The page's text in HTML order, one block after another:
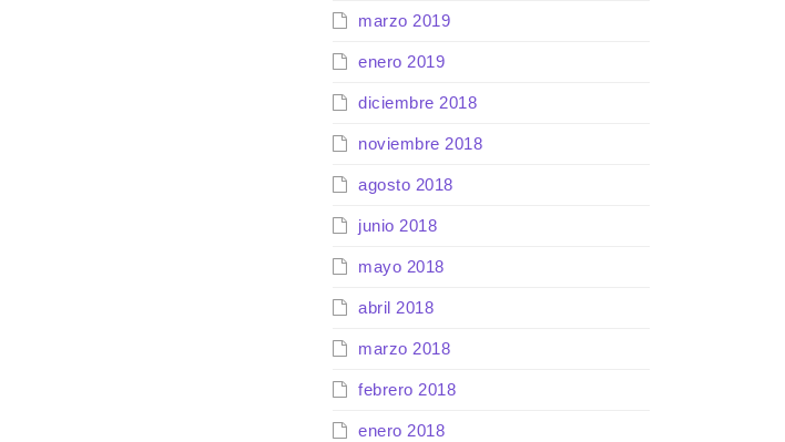
marzo 2019
enero 2019
diciembre 2018
noviembre 2018
agosto 2018
junio 2018
mayo 2018
abril 2018
marzo 2018
febrero 2018
enero 2018